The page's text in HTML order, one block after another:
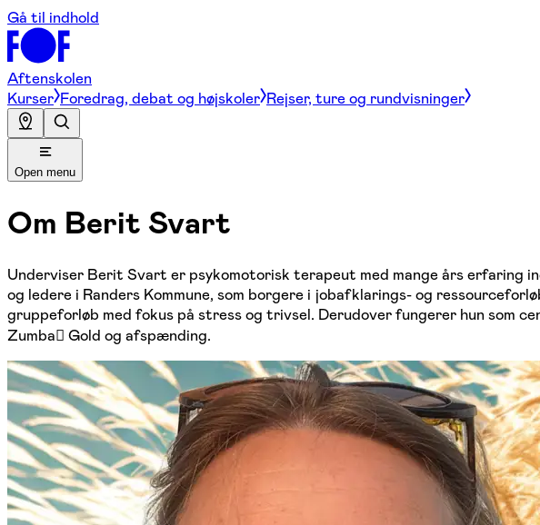
Gå til indhold
Aftenskolen
Kurser Foredrag, debat og højskoler Rejser, ture og rundvisninger
Open menu
Om Berit Svart
Underviser Berit Svart er psykomotorisk terapeut med mange års erfaring
og ledere i Randers Kommune, som borgere i jobafklarings- og
gruppeforløb med fokus på stress og trivsel. Derudover fungerer hun som
Zumba Gold og afspænding.